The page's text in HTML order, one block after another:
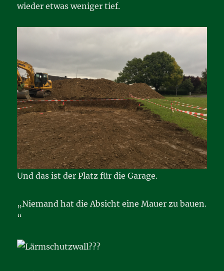
wieder etwas weniger tief.
Und das ist der Platz für die Garage.
„Niemand hat die Absicht eine Mauer zu bauen.
“